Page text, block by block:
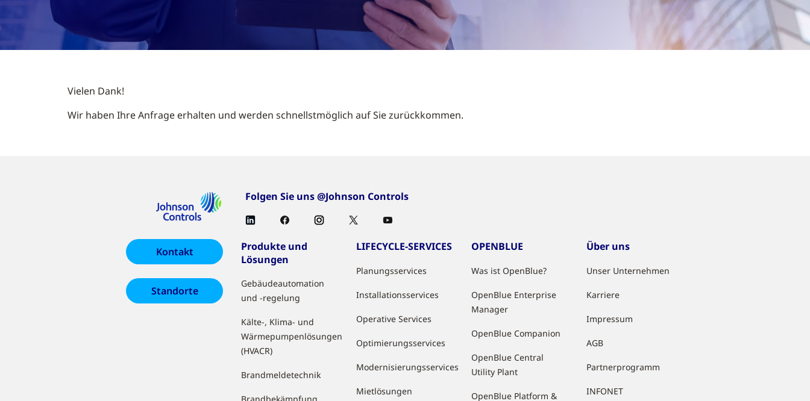
Vielen Dank!
Wir haben Ihre Anfrage erhalten und werden schnellstmöglich auf Sie zurückkommen.
Folgen Sie uns @Johnson Controls
Kontakt
Standorte
Produkte und
Lösungen
Gebäudeautomation
und -regelung
Kälte-, Klima- und
Wärmepumpenlösungen
(HVACR)
Brandmeldetechnik
LIFECYCLE-SERVICES
Planungsservices
Installationsservices
Operative Services
Optimierungsservices
Modernisierungsservices
Mietlösungen
OPENBLUE
Was ist OpenBlue?
OpenBlue Enterprise
Manager
OpenBlue Companion
OpenBlue Central
Utility Plant
OpenBlue Platform &
Über uns
Unser Unternehmen
Karriere
Impressum
AGB
Partnerprogramm
INFONET